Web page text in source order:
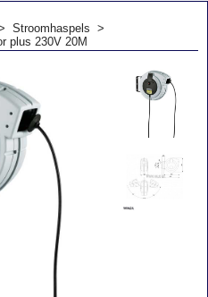
Stroomhaspels >
plus 230V 20M